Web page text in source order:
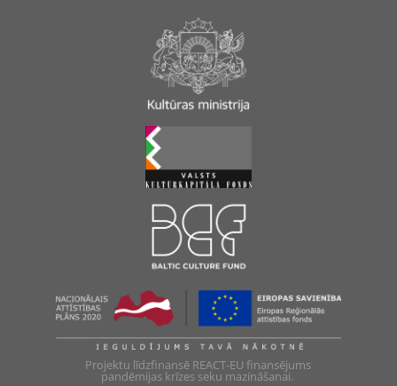
Projektu līdzfinansē REACT-EU finansējums
pandēmijas krīzes seku mazināšanai.